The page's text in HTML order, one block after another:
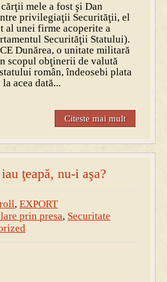
mele a fost şi Dan
privilegiaţii Securităţii, el
al unei firme acoperite a
Securităţii Statului).
Dunărea, o unitate militară
scopul obţinerii de valută
român, îndeosebi plata
acea dată...
Citeste mai mult
ţeapă, nu-i aşa?
, EXPORT
prin presa, Securitate